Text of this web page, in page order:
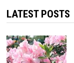
LATEST POSTS